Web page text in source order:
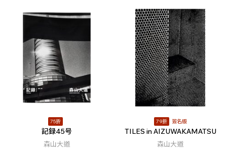
75折
記録45号
森山大道
79折 簽名版
TILES in AIZUWAKAMATSU
森山大道